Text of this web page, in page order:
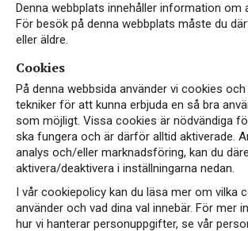
ART.NR 2772
EKO
VITT VIN
TYSKLAND,
Denna webbplats innehåller information om
För besök på denna webbplats måste du
eller äldre.
Cookies
På denna webbsida använder vi cookies och
tekniker för att kunna erbjuda en så bra
som möjligt. Vissa cookies är nödvändiga
ska fungera och är därför alltid aktiverade.
analys och/eller marknadsföring, kan du
aktivera/deaktivera i inställningarna nedan.
I vår cookiepolicy kan du läsa mer om vilka
använder och vad dina val innebär. För mer
hur vi hanterar personuppgifter, se vår